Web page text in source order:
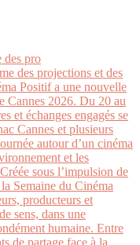
des pro